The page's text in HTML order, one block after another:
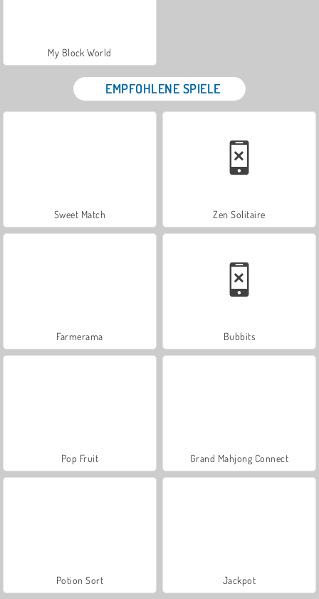
My Block World
EMPFOHLENE SPIELE
Sweet Match Zen Solitaire
Farmerama Bubbits
Pop Fruit Grand Mahjong Connect
Potion Sort Jackpot